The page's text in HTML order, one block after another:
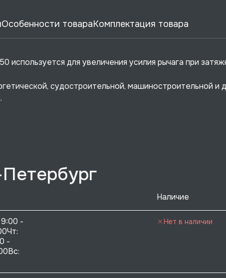
Особенности товараКомплектация товара
используется для увеличения усилия рычага при
судостроительной, машиностроительной и
Наличие
-
-
Нет в наличии